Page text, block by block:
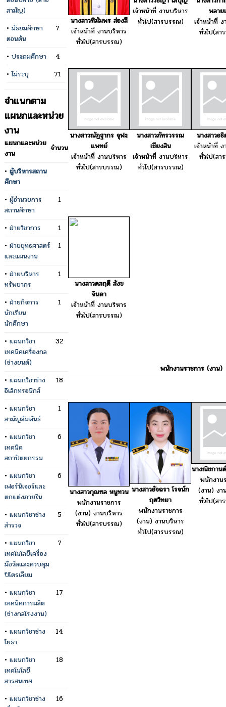
สามัญ)
• มัธยมศึกษา
ตอนต้น
7
• ประถมศึกษา
4
•ไม่ระบุ 71
จำแนกตาม
แผนกและหน่วย
งาน
แผนกและหน่วย
งาน
จำนวน
• ผู้บริหารสถาน
ศึกษา
• ผู้อำนวยการ
สถานศึกษา
1
• ฝ่ายวิชาการ
1
• ฝ่ายยุทธศาสตร์
และแผนงาน
1
• ฝ่ายบริหาร
ทรัพยากร
1
• ฝ่ายกิจการ
นักเรียน
นักศึกษา
1
• แผนกวิชา
เทคนิคเครื่องกล
(ช่างยนต์)
32
• แผนกวิชาช่าง
อิเล็กทรอนิกส์
18
• แผนกวิชา
สามัญสัมพันธ์
1
• แผนกวิชา
เทคนิค
สถาปัตยกรรม
6
• แผนกวิชา
เฟอร์นิเจอร์และ
ตกแต่งภายใน
6
• แผนกวิชาช่าง
สำรวจ
5
• แผนกวิชา
เทคโนโลยีเครื่อง
มือวัดและควบคุม
ปิโตรเลียม
7
• แผนกวิชา
เทคนิคการผลิต
(ช่างกลโรงงาน)
17
• แผนกวิชาช่าง
โยธา
14
• แผนกวิชา
เทคโนโลยี
สารสนเทศ
18
• แผนกวิชาช่าง
16
นางสาวทิฆัมพร ส่องสี
เจ้าหน้าที่ งานบริหาร
ทั่วไป(สารบรรณ)
เจ้าหน้าที่ งานบริหาร
ทั่วไป(สารบรรณ)
พลาย
เจ้าหน้าที่
ทั่วไป(ส
นางสาวณัฏฐากร จุฬะ
แพทย์
เจ้าหน้าที่ งานบริหาร
ทั่วไป(สารบรรณ)
นางสาวภัทรวรรณ
เชียงสิน
เจ้าหน้าที่ งานบริหาร
ทั่วไป(สารบรรณ)
นางสาวอ
เจ้าหน้าที่
ทั่วไป(ส
นางสาวดลฤดี สังข
จินดา
เจ้าหน้าที่ งานบริหาร
ทั่วไป(สารบรรณ)
พนักงานราชการ (งาน)
นางสาวกุณฑล หนูทวน
พนักงานราชการ
(งาน) งานบริหาร
ทั่วไป(สารบรรณ)
นางสาวอัจฉรา โรจน์ก
ฤตวิทยา
พนักงานราชการ
(งาน) งานบริหาร
ทั่วไป(สารบรรณ)
นางณิชกาน
พนักงาน
(งาน) งา
ทั่วไป(ส